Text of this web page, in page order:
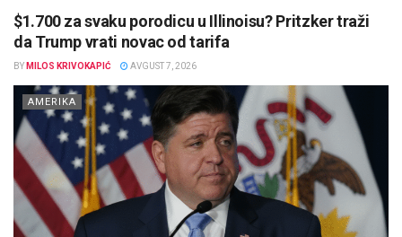
$1.700 za svaku porodicu u Illinoisu? Pritzker traži
da Trump vrati novac od tarifa
BY MILOS KRIVOKAPIĆ AVGUST 7, 2026
AMERIKA